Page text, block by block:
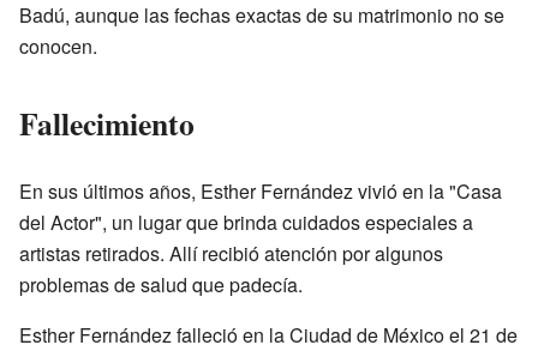
Badú, aunque las fechas exactas de su matrimonio no se
conocen.
Fallecimiento
En sus últimos años, Esther Fernández vivió en la "Casa
del Actor", un lugar que brinda cuidados especiales a
artistas retirados. Allí recibió atención por algunos
problemas de salud que padecía.
Esther Fernández falleció en la Ciudad de México el 21 de